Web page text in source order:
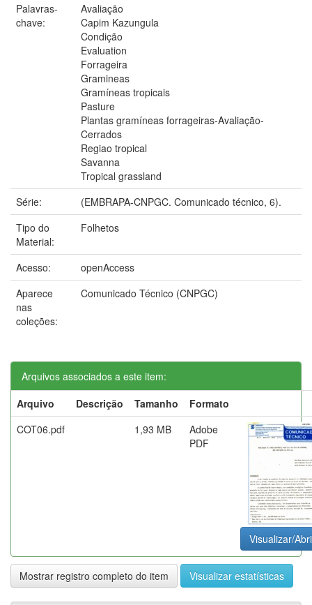
Palavras-
chave:
Avaliação
Capim Kazungula
Condição
Evaluation
Forrageira
Gramineas
Gramíneas tropicais
Pasture
Plantas gramíneas forrageiras-Avaliação-
Cerrados
Regiao tropical
Savanna
Tropical grassland
Série:
(EMBRAPA-CNPGC. Comunicado técnico, 6).
Tipo do
Material:
Folhetos
Acesso:
openAccess
Aparece
nas
coleções:
Comunicado Técnico (CNPGC)
Arquivos associados a este item:
Arquivo
Descrição Tamanho
Formato
COT06.pdf
1,93 MB
Adobe
PDF
Visualizar/
Mostrar registro completo do item Visualizar estatísticas